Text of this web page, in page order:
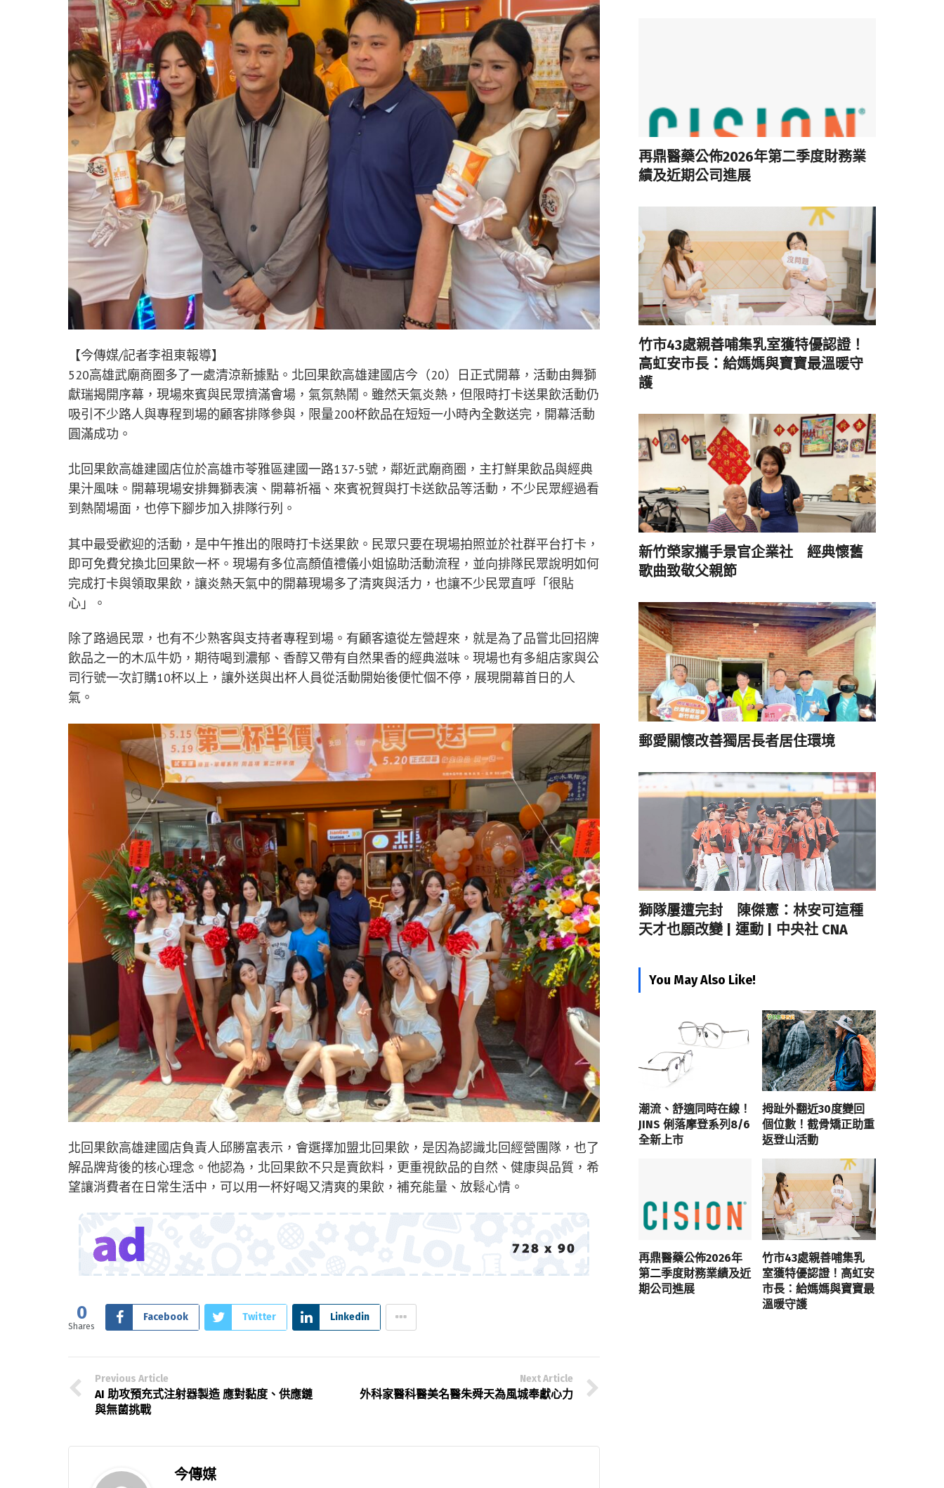
【今傳媒/記者李祖東報導】
520高雄武廟商圈多了一處清涼新據點。北回果飲高雄建國店今（20）日正式開幕，活動由舞獅
獻瑞揭開序幕，現場來賓與民眾擠滿會場，氣氛熱鬧。雖然天氣炎熱，但限時打卡送果飲活動仍
吸引不少路人與專程到場的顧客排隊參與，限量200杯飲品在短短一小時內全數送完，開幕活動
圓滿成功。
北回果飲高雄建國店位於高雄市苓雅區建國一路137-5號，鄰近武廟商圈，主打鮮果飲品與經典
果汁風味。開幕現場安排舞獅表演、開幕祈福、來賓祝賀與打卡送飲品等活動，不少民眾經過看
到熱鬧場面，也停下腳步加入排隊行列。
其中最受歡迎的活動，是中午推出的限時打卡送果飲。民眾只要在現場拍照並於社群平台打卡，
即可免費兌換北回果飲一杯。現場有多位高顏值禮儀小姐協助活動流程，並向排隊民眾說明如何
完成打卡與領取果飲，讓炎熱天氣中的開幕現場多了清爽與活力，也讓不少民眾直呼「很貼
心」。
除了路過民眾，也有不少熟客與支持者專程到場。有顧客遠從左營趕來，就是為了品嘗北回招牌
飲品之一的木瓜牛奶，期待喝到濃郁、香醇又帶有自然果香的經典滋味。現場也有多組店家與公
司行號一次訂購10杯以上，讓外送與出杯人員從活動開始後便忙個不停，展現開幕首日的人
氣。
北回果飲高雄建國店負責人邱勝富表示，會選擇加盟北回果飲，是因為認識北回經營團隊，也了
解品牌背後的核心理念。他認為，北回果飲不只是賣飲料，更重視飲品的自然、健康與品質，希
望讓消費者在日常生活中，可以用一杯好喝又清爽的果飲，補充能量、放鬆心情。
0
Shares
Facebook Twitter Linkedin
Previous Article
AI 助攻預充式注射器製造 應對黏度、供應鏈
與無菌挑戰
Next Article
外科家醫科醫美名醫朱舜天為風城奉獻心力
今傳媒
再鼎醫藥公佈2026年第二季度財務業
績及近期公司進展
竹市43處親善哺集乳室獲特優認證！
高虹安市長：給媽媽與寶寶最溫暖守
護
新竹榮家攜手景官企業社 經典懷舊
歌曲致敬父親節
郵愛關懷改善獨居長者居住環境
獅隊屢遭完封 陳傑憲：林安可這種
天才也願改變 | 運動 | 中央社 CNA
You May Also Like!
潮流、舒適同時在線！
JINS 俐落摩登系列8/6
全新上市
拇趾外翻近30度變回
個位數！截骨矯正助重
返登山活動
再鼎醫藥公佈2026年
第二季度財務業績及近
期公司進展
竹市43處親善哺集乳
室獲特優認證！高虹安
市長：給媽媽與寶寶最
溫暖守護